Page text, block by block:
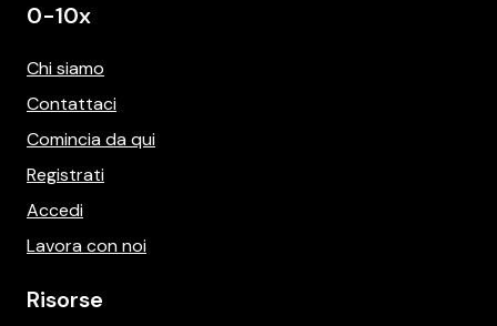
0-10x
Chi siamo
Contattaci
Comincia da qui
Registrati
Accedi
Lavora con noi
Risorse